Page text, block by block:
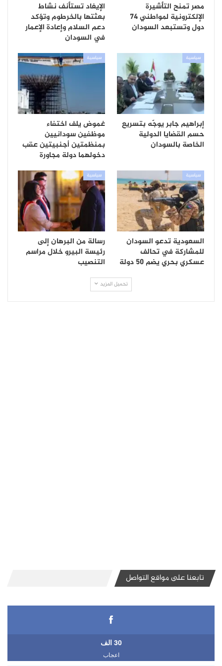
مصر تمنح التأشيرة
الإلكترونية لمواطني 74
دول وتستبعد السودان
الإيغاد تستأنف نشاط
بعثتها بالخرطوم وتؤكد
دعم السلام وإعادة الإعمار
في السودان
سياسية
إبراهيم جابر يوجّه بتسريع
حسم القضايا الدولية
الخاصة بالسودان
سياسية
غموض يلف اختفاء
موظفين سودانيين
بمنظمتين أجنبيتين عقب
دخولهما دولة مجاورة
سياسية
السعودية تدعو السودان
للمشاركة في تحالف
عسكري بحري يضم 50 دولة
سياسية
رسالة من البرهان إلى
رئيسة البيرو خلال مراسم
التنصيب
تحميل المزيد
تابعنا على مواقع التواصل
30 الف
اعجاب